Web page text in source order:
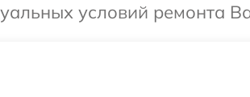
условий ремонта